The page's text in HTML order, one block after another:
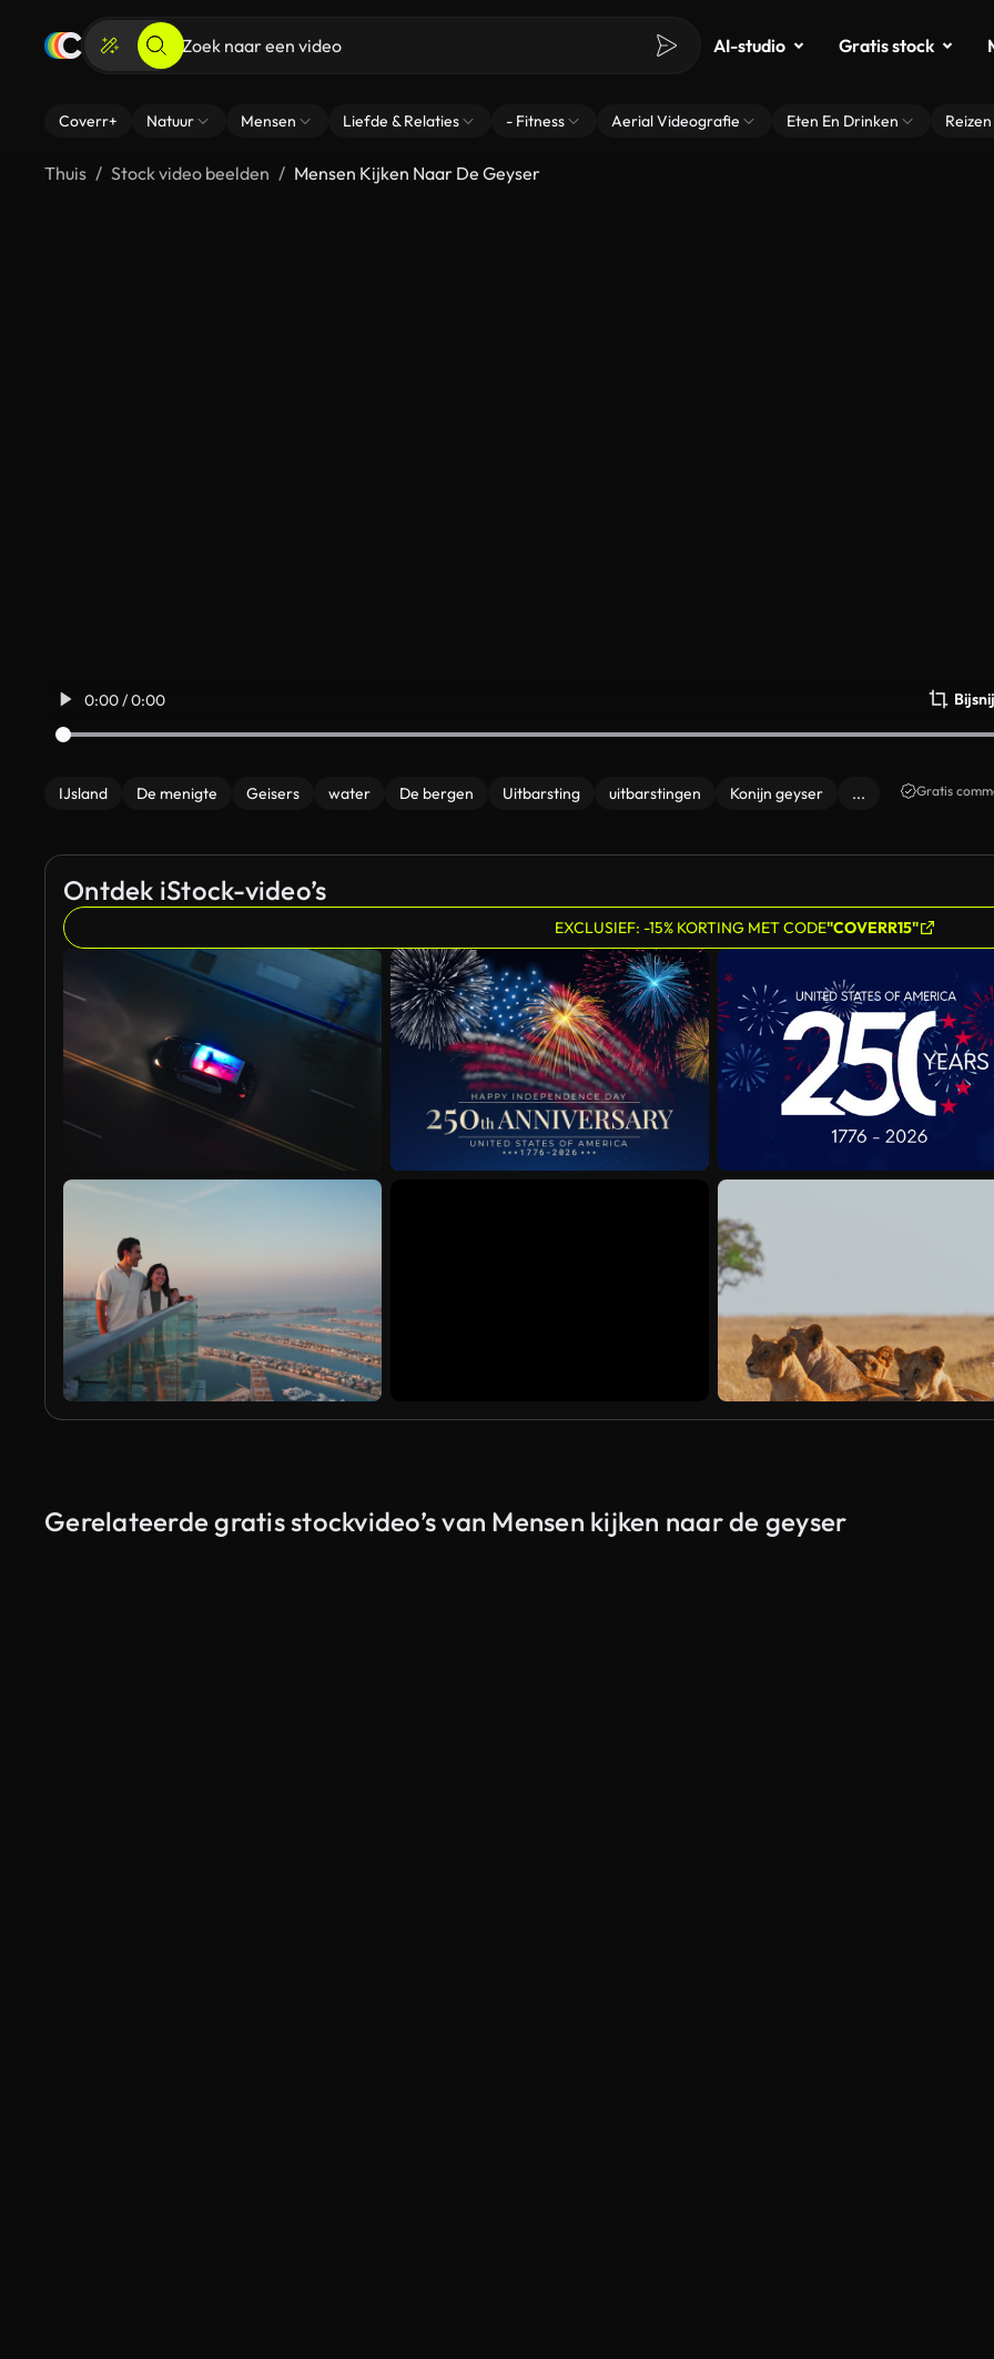
AI-studio Gratis stock
Coverr+ Natuur Mensen Liefde & Relaties - Fitness Aerial Videografie Eten En Drinken Reizen
Thuis Stock video beelden Mensen Kijken Naar De Geyser
0:00 / 0:00
IJsland De menigte Geisers water De bergen Uitbarsting uitbarstingen Konijn geyser ... Gratis
Ontdek iStock-video’s
EXCLUSIEF: -15% KORTING MET CODE"COVERR15"
Gerelateerde gratis stockvideo’s van Mensen kijken naar de geyser